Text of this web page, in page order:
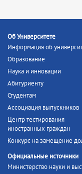
Об Университете
Информация об
Образование
Наука и инновации
Абитуриенту
Студентам
Ассоциация выпускников
Центр тестирования
иностранных граждан
Конкурс на замещение
Официальные источники
Министерство науки и